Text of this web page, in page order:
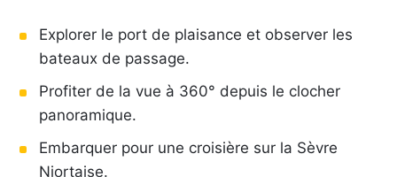
Explorer le port de plaisance et observer les
bateaux de passage.
Profiter de la vue à 360° depuis le clocher
panoramique.
Embarquer pour une croisière sur la Sèvre
Niortaise.